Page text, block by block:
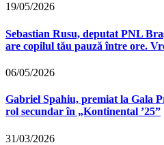
19/05/2026
Sebastian Rusu, deputat PNL
are copilul tău pauză între ore.
06/05/2026
Gabriel Spahiu, premiat la Gala
rol secundar în „Kontinental ’25”
31/03/2026